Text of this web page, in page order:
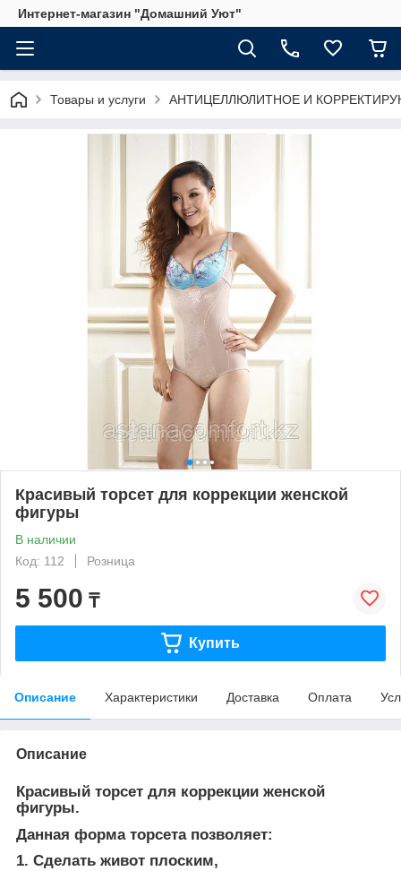
Интернет-магазин "Домашний Уют"
Товары и услуги АНТИЦЕЛЛЮЛИТНОЕ И
Красивый торсет для коррекции женской
фигуры
В наличии
Код: 112
Розница
5 500 ₸
Купить
Описание Характеристики Доставка Оплата
Описание
Красивый торсет для коррекции женской
фигуры.
Данная форма торсета позволяет:
1. Сделать живот плоским,